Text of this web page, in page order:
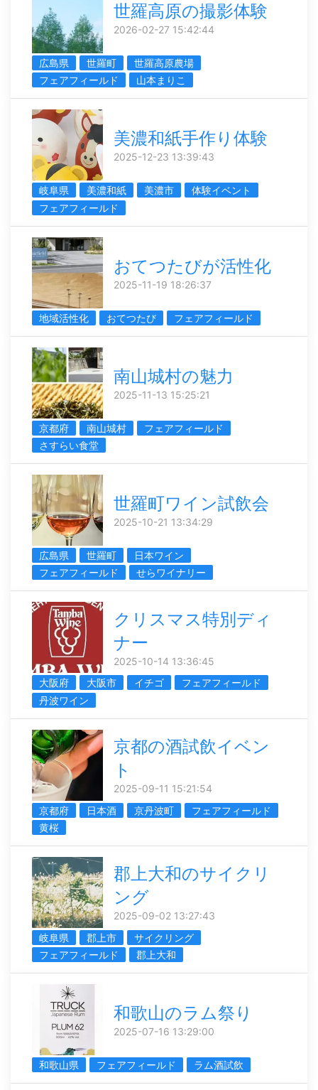
世羅高原の撮影体験
2026-02-27 15:42:44
広島県 世羅町
世羅高原農場
フェアフィールド
山本まりこ
美濃和紙手作り体験
2025-12-23 13:39:43
岐阜県 美濃和紙 美濃市
体験イベント
フェアフィールド
おてつたびが活性化
2025-11-19 18:26:37
地域活性化 おてつたび フェアフィールド
南山城村の魅力
2025-11-13 15:25:21
京都府 南山城村
フェアフィールド
さすらい食堂
世羅町ワイン試飲会
2025-10-21 13:34:29
広島県 世羅町
日本ワイン
フェアフィールド
せらワイナリー
クリスマス特別ディ
ナー
2025-10-14 13:36:45
大阪府
大阪市 イチゴ
フェアフィールド
丹波ワイン
京都の酒試飲イベン
ト
2025-09-11 15:21:54
京都府
日本酒 京丹波町
フェアフィールド
黄桜
郡上大和のサイクリ
ング
2025-09-02 13:27:43
岐阜県
郡上市
サイクリング
フェアフィールド
郡上大和
和歌山のラム祭り
2025-07-16 13:29:00
和歌山県 フェアフィールド ラム酒試飲